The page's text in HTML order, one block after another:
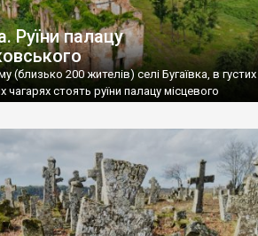
Руїни палацу
(близько 200 жителів) селі Бугаївка, в густих
чагарях стоять руїни палацу місцевого
пізніше – гуртожиток. У 60-х роках минулого
розмістили туберкульозну лікарню. Коли із
лікарня – ми точно не […]